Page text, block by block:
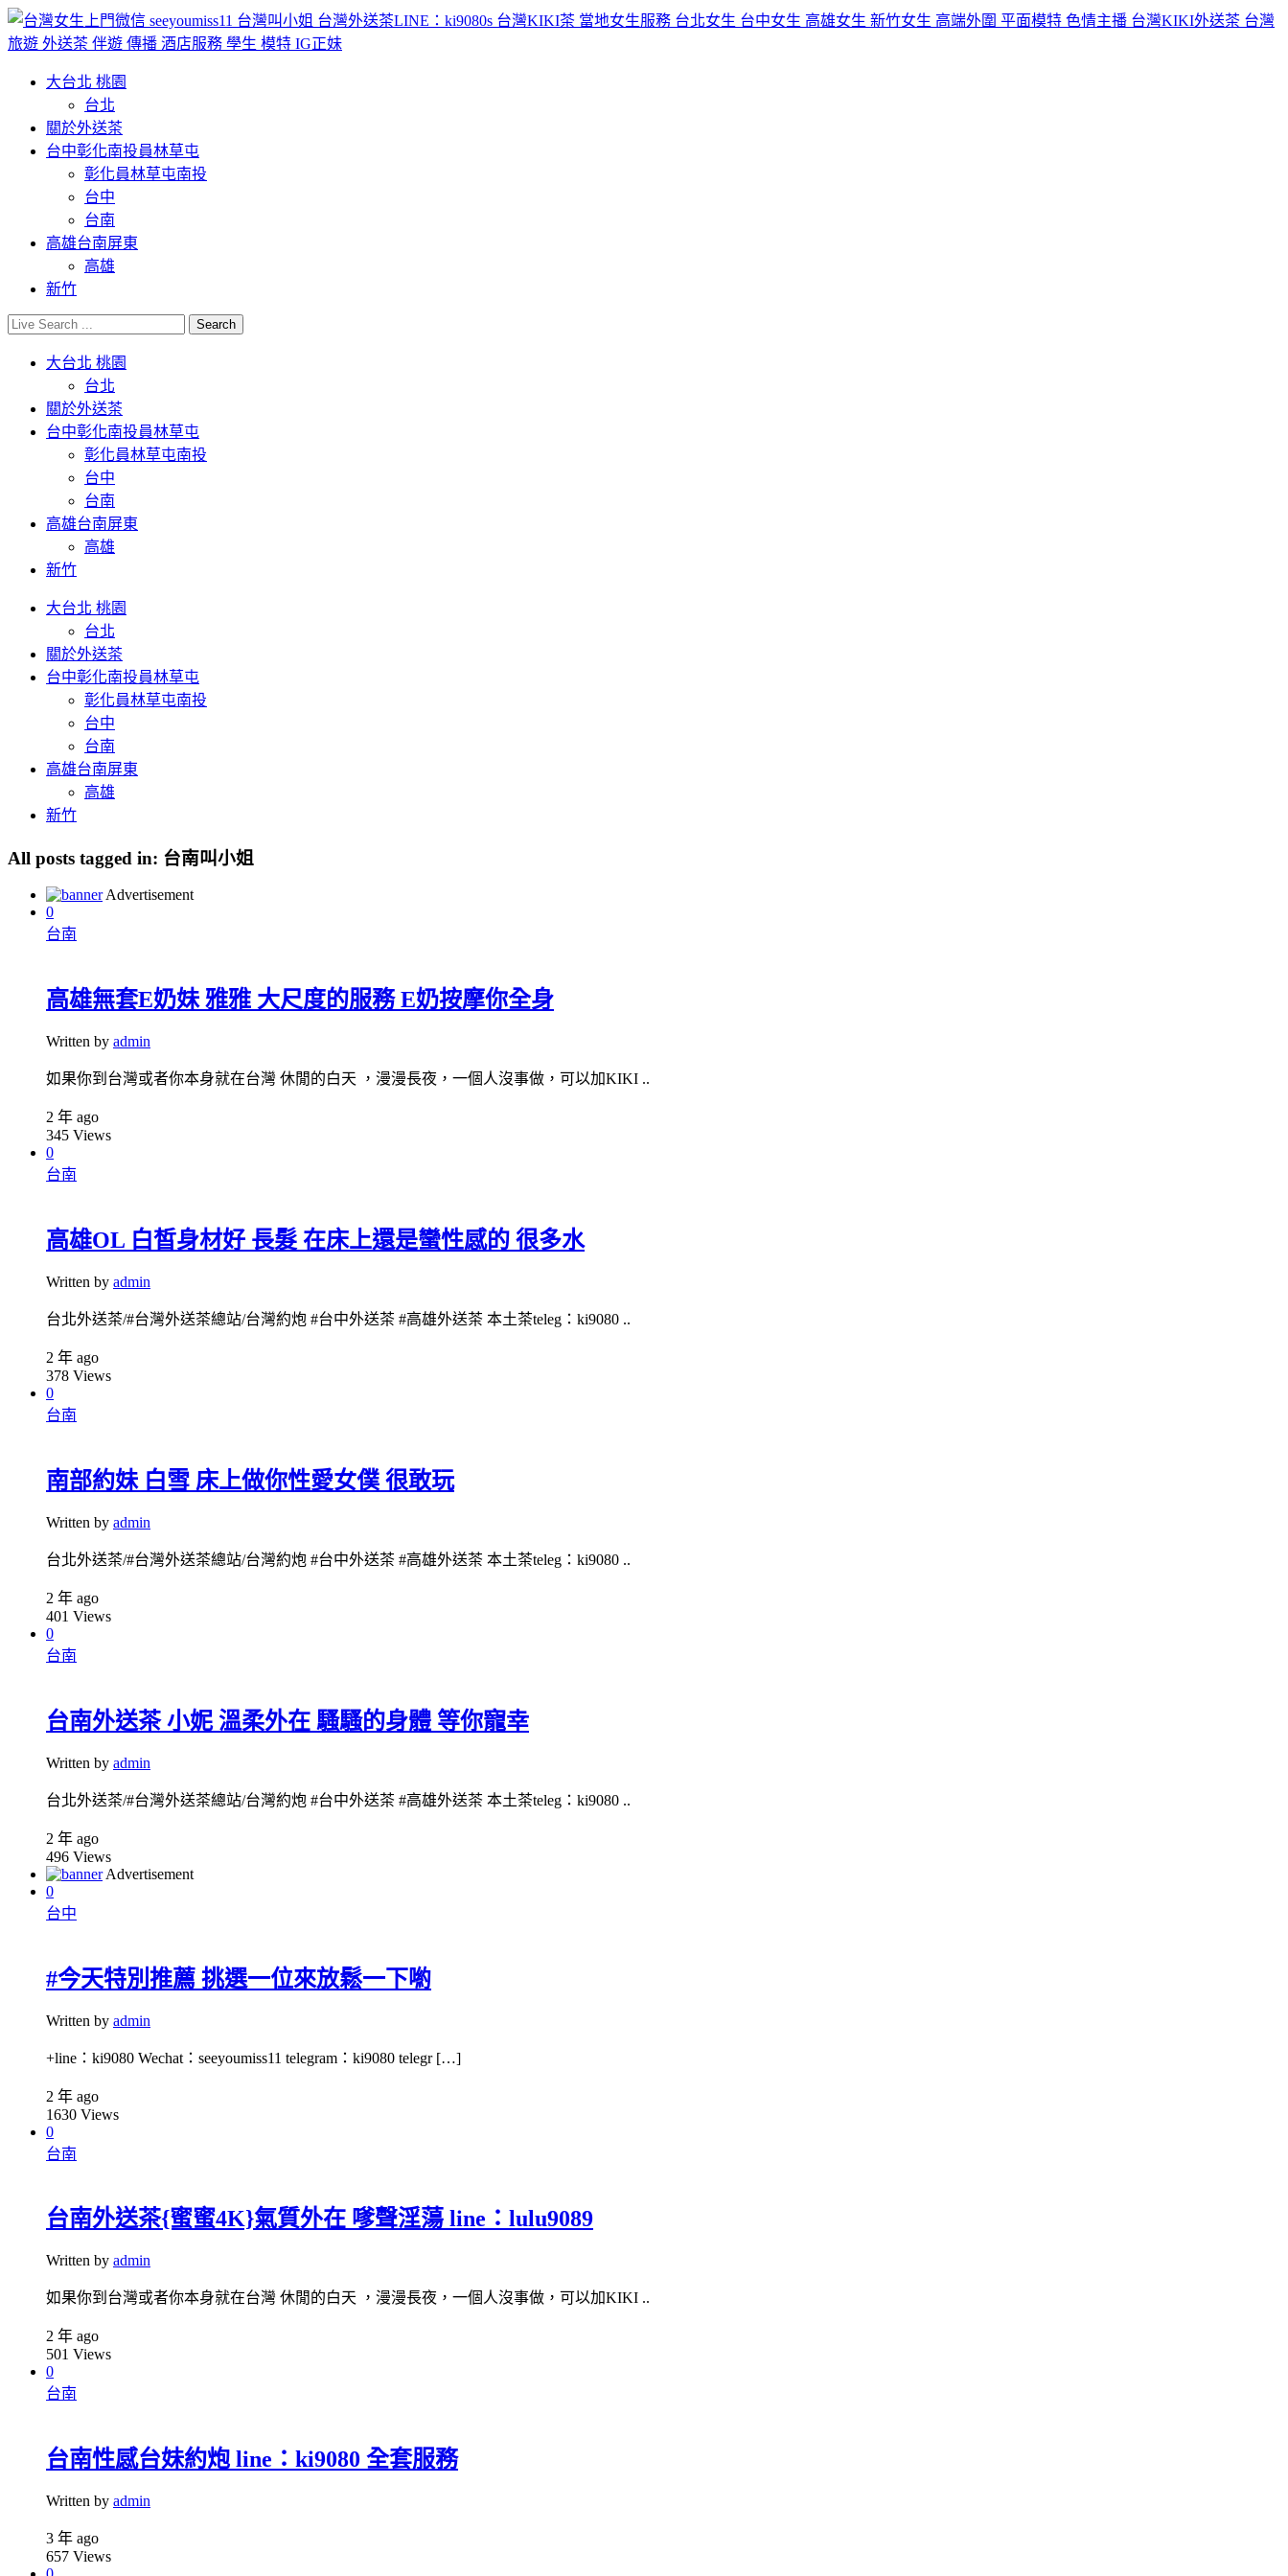
大台北 桃園
台北
關於外送茶
台中彰化南投員林草屯
彰化員林草屯南投
台中
台南
高雄台南屏東
高雄
新竹
大台北 桃園
台北
關於外送茶
台中彰化南投員林草屯
彰化員林草屯南投
台中
台南
高雄台南屏東
高雄
新竹
大台北 桃園
台北
關於外送茶
台中彰化南投員林草屯
彰化員林草屯南投
台中
台南
高雄台南屏東
高雄
新竹
All posts tagged in: 台南叫小姐
Advertisement
0
台南
高雄無套E奶妹 雅雅 大尺度的服務 E奶按摩你全身
Written by admin
如果你到台灣或者你本身就在台灣 休閒的白天 ，漫漫長夜，一個人沒事做，可以加KIKI ..
2 年 ago
345 Views
0
台南
高雄OL 白皙身材好 長髮 在床上還是蠻性感的 很多水
Written by admin
台北外送茶/#台灣外送茶總站/台灣約炮 #台中外送茶 #高雄外送茶 本土茶teleg：ki9080 ..
2 年 ago
378 Views
0
台南
南部約妹 白雪 床上做你性愛女僕 很敢玩
Written by admin
台北外送茶/#台灣外送茶總站/台灣約炮 #台中外送茶 #高雄外送茶 本土茶teleg：ki9080 ..
2 年 ago
401 Views
0
台南
台南外送茶 小妮 溫柔外在 騷騷的身體 等你寵幸
Written by admin
台北外送茶/#台灣外送茶總站/台灣約炮 #台中外送茶 #高雄外送茶 本土茶teleg：ki9080 ..
2 年 ago
496 Views
Advertisement
0
台中
#今天特別推薦 挑選一位來放鬆一下喲
Written by admin
+line：ki9080 Wechat：seeyoumiss11 telegram：ki9080 telegr […]
2 年 ago
1630 Views
0
台南
台南外送茶{蜜蜜4K}氣質外在 嗲聲淫蕩 line：lulu9089
Written by admin
如果你到台灣或者你本身就在台灣 休閒的白天 ，漫漫長夜，一個人沒事做，可以加KIKI ..
2 年 ago
501 Views
0
台南
台南性感台妹約炮 line：ki9080 全套服務
Written by admin
3 年 ago
657 Views